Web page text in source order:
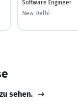
Software Engineer
New Delhi
sehen.